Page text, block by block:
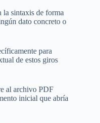
la sintaxis de forma
dato concreto o
para
de estos giros
al archivo PDF
inicial que abría